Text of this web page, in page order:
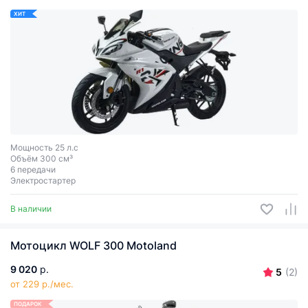
ХИТ
Мощность 25 л.с
Объём 300 см³
6 передачи
Электростартер
В наличии
Мотоцикл WOLF 300 Motoland
9 020 р.
от 229 р./мес.
5 (2)
ПОДАРОК